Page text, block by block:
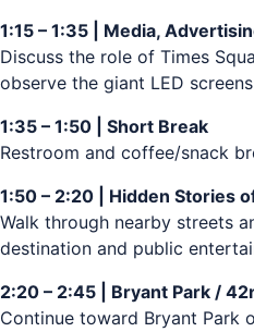
1:15 – 1:35 | Media,
Discuss the role of Times
observe the giant LED
1:35 – 1:50 | Short Break
Restroom and coffee/snack
1:50 – 2:20 | Hidden Stories
Walk through nearby streets
destination and public
2:20 – 2:45 | Bryant Park /
Continue toward Bryant Park